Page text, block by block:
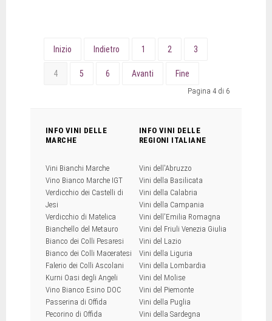
Inizio Indietro 1 2 3
4 5 6 Avanti Fine
Pagina 4 di 6
INFO VINI DELLE
MARCHE
Vini Bianchi Marche
Vino Bianco Marche IGT
Verdicchio dei Castelli di
Jesi
Verdicchio di Matelica
Bianchello del Metauro
Bianco dei Colli Pesaresi
Bianco dei Colli Maceratesi
Falerio dei Colli Ascolani
Kurni Oasi degli Angeli
Vino Bianco Esino DOC
Passerina di Offida
Pecorino di Offida
INFO VINI DELLE
REGIONI ITALIANE
Vini dell'Abruzzo
Vini della Basilicata
Vini della Calabria
Vini della Campania
Vini dell'Emilia Romagna
Vini del Friuli Venezia Giulia
Vini del Lazio
Vini della Liguria
Vini della Lombardia
Vini del Molise
Vini del Piemonte
Vini della Puglia
Vini della Sardegna